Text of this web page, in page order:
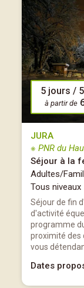
5 jours /
à partir de
JURA
※ PNR du
Séjour à la
Adultes/
Tous niveaux
Séjour de fin
d'activité
programme
proximité des
vous
Dates